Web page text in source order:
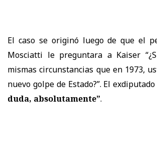
El caso se originó luego de que el
Mosciatti le preguntara a Kaiser
mismas circunstancias que en 1973,
nuevo golpe de Estado?”. El
duda, absolutamente”.